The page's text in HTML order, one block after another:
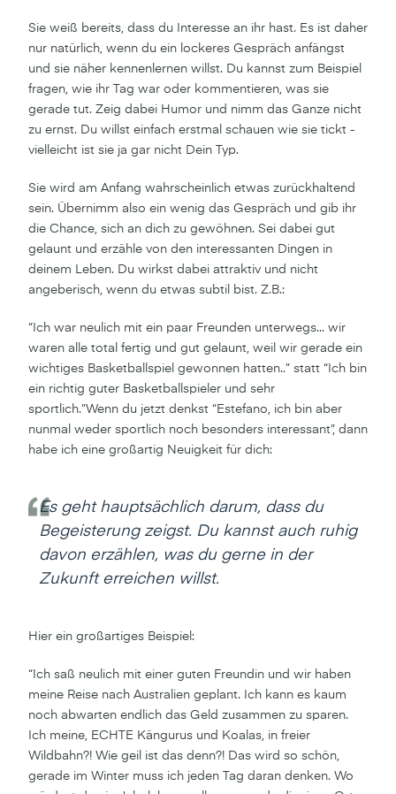
Sie weiß bereits, dass du Interesse an ihr hast. Es ist daher
nur natürlich, wenn du ein lockeres Gespräch anfängst
und sie näher kennenlernen willst. Du kannst zum Beispiel
fragen, wie ihr Tag war oder kommentieren, was sie
gerade tut. Zeig dabei Humor und nimm das Ganze nicht
zu ernst. Du willst einfach erstmal schauen wie sie tickt -
vielleicht ist sie ja gar nicht Dein Typ.
Sie wird am Anfang wahrscheinlich etwas zurückhaltend
sein. Übernimm also ein wenig das Gespräch und gib ihr
die Chance, sich an dich zu gewöhnen. Sei dabei gut
gelaunt und erzähle von den interessanten Dingen in
deinem Leben. Du wirkst dabei attraktiv und nicht
angeberisch, wenn du etwas subtil bist. Z.B.:
“Ich war neulich mit ein paar Freunden unterwegs... wir
waren alle total fertig und gut gelaunt, weil wir gerade ein
wichtiges Basketballspiel gewonnen hatten..” statt “Ich bin
ein richtig guter Basketballspieler und sehr
sportlich.”Wenn du jetzt denkst “Estefano, ich bin aber
nunmal weder sportlich noch besonders interessant”, dann
habe ich eine großartig Neuigkeit für dich:
Es geht hauptsächlich darum, dass du
Begeisterung zeigst. Du kannst auch ruhig
davon erzählen, was du gerne in der
Zukunft erreichen willst.
Hier ein großartiges Beispiel:
“Ich saß neulich mit einer guten Freundin und wir haben
meine Reise nach Australien geplant. Ich kann es kaum
noch abwarten endlich das Geld zusammen zu sparen.
Ich meine, ECHTE Kängurus und Koalas, in freier
Wildbahn?! Wie geil ist das denn?! Das wird so schön,
gerade im Winter muss ich jeden Tag daran denken. Wo